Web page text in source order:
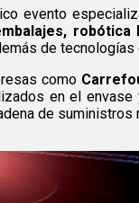
evento
de
como
en el
de